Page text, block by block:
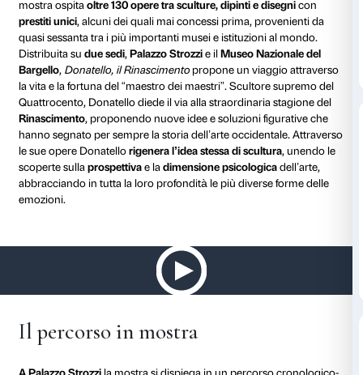
La mostra nasce come celebrazione del grande
allargare la riflessione su questo artista
nelle tecniche e nei generi. Scultore supremo del
prediletto della famiglia Medici, insieme a
Donatello diede il via alla straordinaria stagione del
proponendo nuove idee e soluzioni figurative che
per sempre la storia dell’arte occidentale. Attraverso
Donatello rigenera l’idea stessa di scultura, con una
visione unica in cui unisce le scoperte sulla
profondità le più diverse forme delle emozioni, dalla
crudeltà, dalla gioia al dolore più straziante
Curata da Francesco Caglioti
dell’Arte medievale presso la Scuola Normale
mostra ospita
oltre 130 opere tra sculture, dipinti e